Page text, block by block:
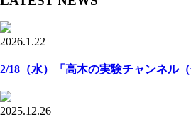
2026.1.22
2/18（水）「高木の実験チャンネル
2025.12.26